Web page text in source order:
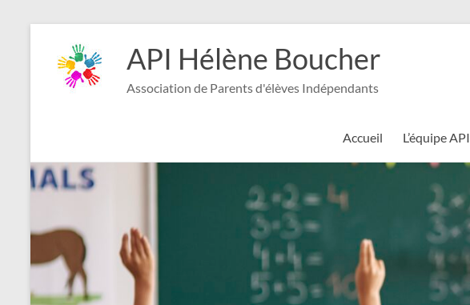
contenu
API Hélène Boucher
Association de Parents d'élèves Indépendants
Accueil L’équipe API